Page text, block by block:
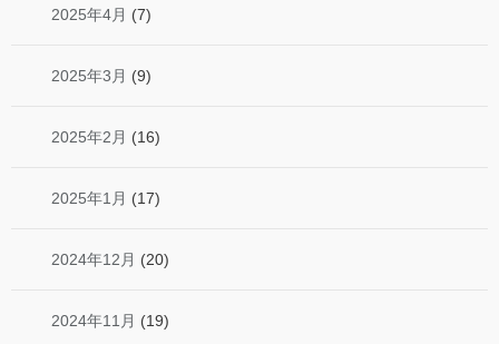
2025年4月 (7)
2025年3月 (9)
2025年2月 (16)
2025年1月 (17)
2024年12月 (20)
2024年11月 (19)